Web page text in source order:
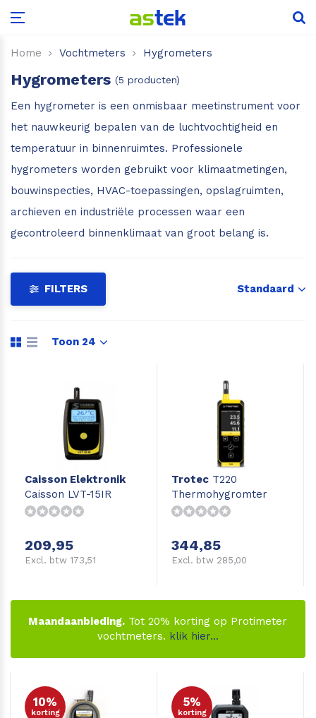
Leica Disto D1
Leica Disto X1
Leica Disto D110
Leica Disto X3
Leica Disto X4
Leica Disto X6
Leica Disto S910
DISTO Plan app
Accessoires
Leica BLK3D Imager
Leica Rugby 600
Scale Master Pro
Scale Master Pro XE
Aardingsweerstandmeters
Draaiveldmeters
Installatietesters
Multimeters
Power Loggers & Analyzers
Kooldioxide
Glasdiktemeter
Low-E detector
Hardglas detector
Puntlasers
Kruislijnlasers
Voordeelsets
Voor hout
Voor beton, steen etc.
Voor boot, camper of caravan
Voor hop
Voor papier
Voor aarde en grond
Monitoring
Accessoires
Flir One serie
Flir C-serie
Flir E-serie
Vochtmeter met warmtebeeld
Tips voor aanschaf camera
Home Vochtmeters Hygrometers
Hygrometers (5 producten)
Een hygrometer is een onmisbaar meetinstrument voor
het nauwkeurig bepalen van de luchtvochtigheid en
temperatuur in binnenruimtes. Professionele
hygrometers worden gebruikt voor klimaatmetingen,
bouwinspecties, HVAC-toepassingen, opslagruimten,
archieven en industriële processen waar een
gecontroleerd binnenklimaat van groot belang is.
FILTERS Standaard
Toon 24
Caisson Elektronik
Caisson LVT-15IR
209,95
Excl. btw 173,51
Trotec T220
Thermohygromter
344,85
Excl. btw 285,00
10%
korting
5%
korting
Maandaanbieding. Tot 20% korting op Protimeter
vochtmeters. klik hier...